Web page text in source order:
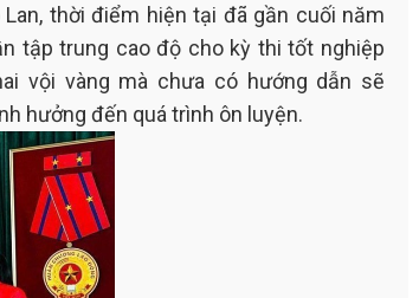
thời điểm hiện tại đã gần cuối năm
tập trung cao độ cho kỳ thi tốt nghiệp
vội vàng mà chưa có hướng dẫn sẽ
hưởng đến quá trình ôn luyện.